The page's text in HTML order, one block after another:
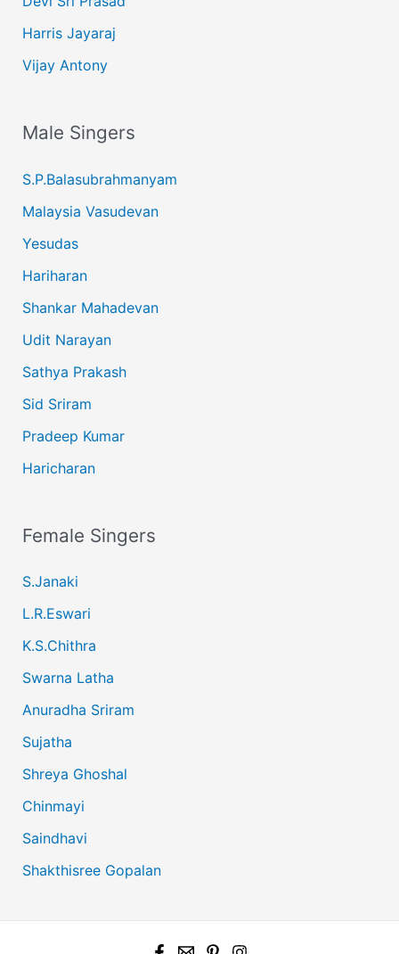
Harris Jayaraj
Vijay Antony
Male Singers
S.P.Balasubrahmanyam
Malaysia Vasudevan
Yesudas
Hariharan
Shankar Mahadevan
Udit Narayan
Sathya Prakash
Sid Sriram
Pradeep Kumar
Haricharan
Female Singers
S.Janaki
L.R.Eswari
K.S.Chithra
Swarna Latha
Anuradha Sriram
Sujatha
Shreya Ghoshal
Chinmayi
Saindhavi
Shakthisree Gopalan